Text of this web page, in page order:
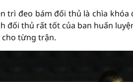
trì đeo bám đối thủ là chìa khóa
đối thủ rất tốt của ban huấn
cho từng trận.